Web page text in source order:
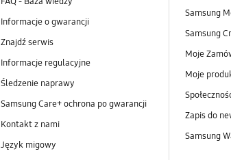
Informacje o gwarancji
Znajdź serwis
Informacje regulacyjne
Śledzenie naprawy
Samsung Care+ ochrona po gwarancji
Kontakt z nami
Język migowy
Samsung
Samsung
Moje
Moje
Zapis do
Samsung